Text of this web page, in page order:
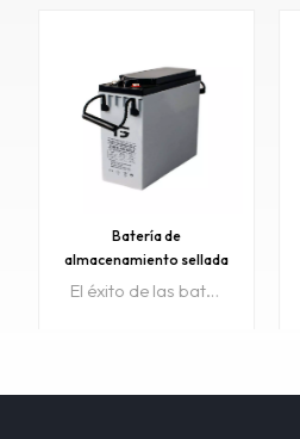
Batería de
almacenamiento sellada
SLA con terminal deEl éxito de las baterías DGF proviene de la tecnología Gel internacionalmente superior. Es ideal para aplicaciones de descarga cíclica frecuente o en espera en entornos extremos.Artículo No:DG12V55AH-FColor:Gris Negro Azul también acepta personalizaciónRango de precios:801~999999/$55Rango de precios:301~800/$59Rango de precios:1~300/$65La orden mínima:1Pago:T/T, LC/CTiempo de espera:15 días después de recibir el depósitoMuestra:disponible